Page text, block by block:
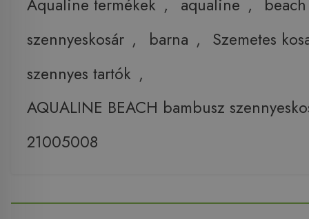
Aqualine termékek , aqualine ,
beach
szennyeskosár , barna , Szemetes
szennyes tartók ,
AQUALINE BEACH bambusz
21005008